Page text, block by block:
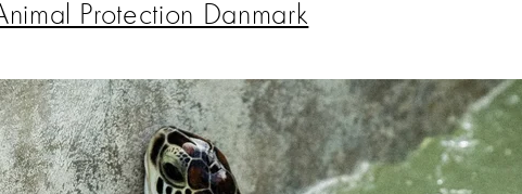
Protection Danmark